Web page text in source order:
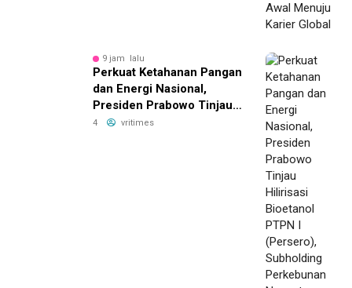
9 jam lalu
Perkuat Ketahanan Pangan
dan Energi Nasional,
Presiden Prabowo Tinjau
Hilirisasi Bioetanol PTPN I
4 vritimes